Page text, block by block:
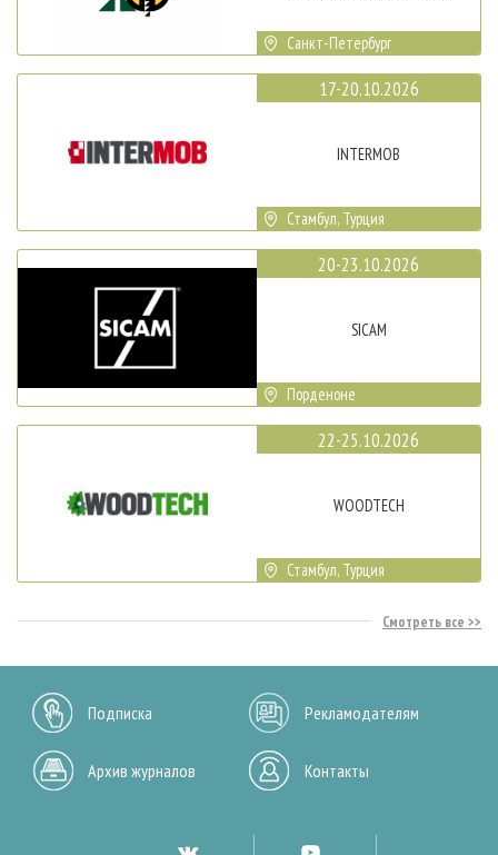
Санкт-Петербург
17-20.10.2026
INTERMOB
Стамбул, Турция
20-23.10.2026
SICAM
Порденоне
22-25.10.2026
WOODTECH
Стамбул, Турция
Смотреть все
Подписка Рекламодателям
Архив журналов Контакты